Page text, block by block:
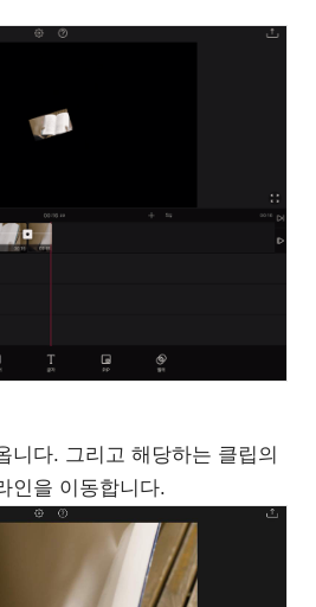
다. 그리고 해당하는 클립의
인을 이동합니다.